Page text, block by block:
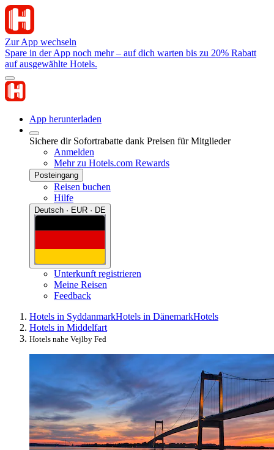
Zur App wechseln
Spare in der App noch mehr – auf dich warten bis zu 20% Rabatt
auf ausgewählte Hotels.
App herunterladen
Sichere dir Sofortrabatte dank Preisen für Mitglieder
Anmelden
Mehr zu Hotels.com Rewards
Posteingang
Reisen buchen
Hilfe
Deutsch · EUR · DE
Unterkunft registrieren
Meine Reisen
Feedback
Hotels in SyddanmarkHotels in DänemarkHotels
Hotels in Middelfart
Hotels nahe Vejlby Fed